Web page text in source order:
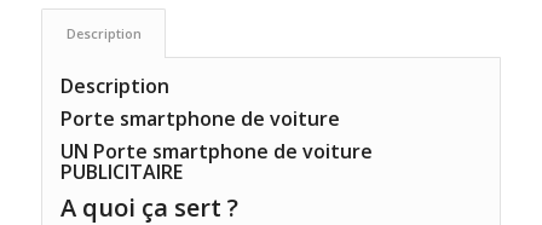
Description
Description
Porte smartphone de voiture
UN Porte smartphone de voiture
PUBLICITAIRE
A quoi ça sert ?